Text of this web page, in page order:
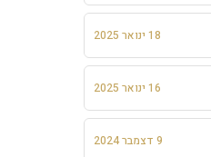
18 ינואר 2025
16 ינואר 2025
9 דצמבר 2024